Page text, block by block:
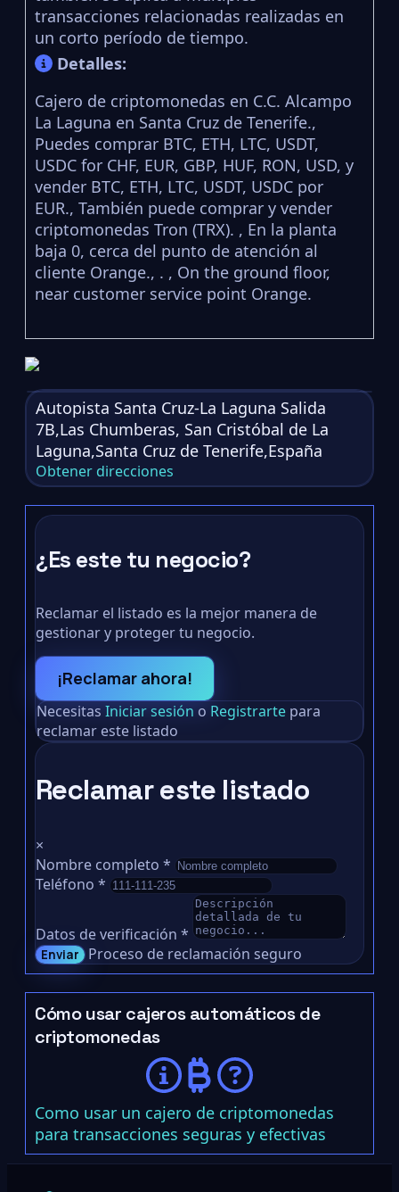
transacciones relacionadas realizadas en
un corto período de tiempo.
Detalles:
Cajero de criptomonedas en C.C. Alcampo
La Laguna en Santa Cruz de Tenerife.,
Puedes comprar BTC, ETH, LTC, USDT,
USDC for CHF, EUR, GBP, HUF, RON, USD, y
vender BTC, ETH, LTC, USDT, USDC por
EUR., También puede comprar y vender
criptomonedas Tron (TRX). , En la planta
baja 0, cerca del punto de atención al
cliente Orange., . , On the ground floor,
near customer service point Orange.
Autopista Santa Cruz-La Laguna Salida
7B,Las Chumberas, San Cristóbal de La
Laguna,Santa Cruz de Tenerife,España
Obtener direcciones
¿Es este tu negocio?
Reclamar el listado es la mejor manera de
gestionar y proteger tu negocio.
¡Reclamar ahora!
Necesitas Iniciar sesión o Registrarte para
reclamar este listado
Reclamar este listado
×
Nombre completo *
Teléfono *
Datos de verificación *
Enviar Proceso de reclamación seguro
Cómo usar cajeros automáticos de
criptomonedas
Como usar un cajero de criptomonedas
para transacciones seguras y efectivas